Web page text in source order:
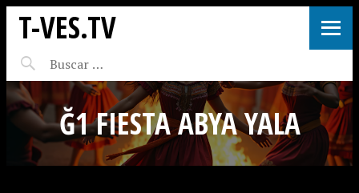
T-VES.TV
Ğ1 FIESTA ABYA YALA